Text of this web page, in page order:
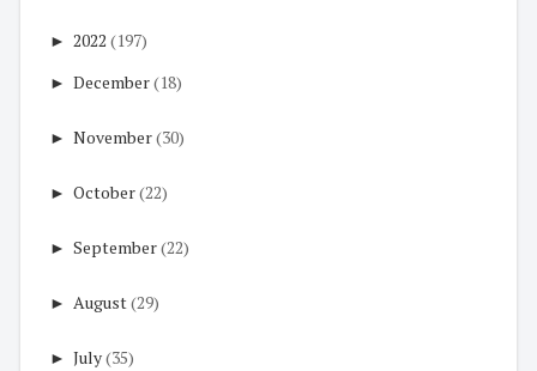
► 2022 (197)
► December(18)
► November(30)
► October(22)
► September(22)
► August(29)
► July(35)